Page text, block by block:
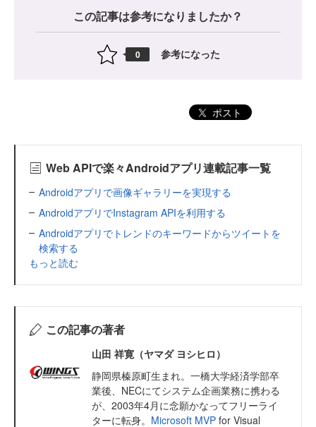
この記事は参考になりましたか？
0 参考になった
ポスト
Web APIで楽々Androidアプリ連載記事一覧
Androidアプリで画像ギャラリーを実現する
AndroidアプリでInstagram APIを利用する
Androidアプリでトレンドのキーワードからツイートを
検索する
もっと読む
この記事の著者
山田 祥寛（ヤマダ ヨシヒロ）
静岡県榛原町生まれ。一橋大学経済学部卒
業後、NECにてシステム企画業務に携わる
が、2003年4月に念願かなってフリーライ
ターに転身。 Microsoft MVP for Visual